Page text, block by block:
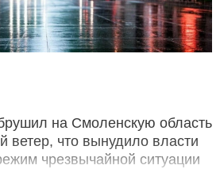
на Смоленскую область
ветер, что вынудило власти
чрезвычайной ситуации